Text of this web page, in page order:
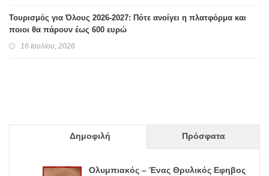
Τουρισμός για Όλους 2026-2027: Πότε ανοίγει η πλατφόρμα και
ποιοι θα πάρουν έως 600 ευρώ
16 Ιουλίου, 2026
Δημοφιλή Πρόσφατα
Ολυμπιακός – Ένας Θρυλικός Εφηβος